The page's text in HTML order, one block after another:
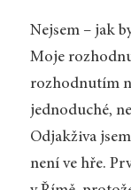
Nejsem – jak
Moje
rozhodnutím
jednoduché,
Odjakživa
není ve hře.